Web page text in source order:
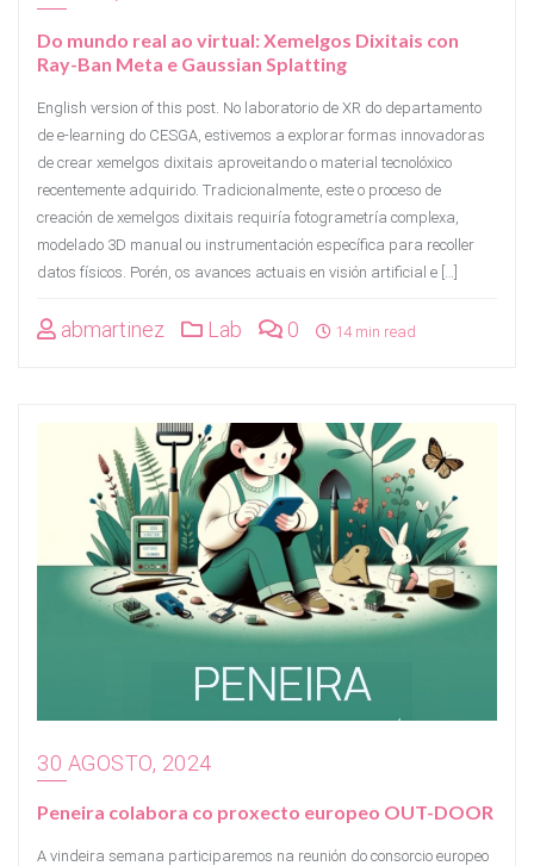
Do mundo real ao virtual: Xemelgos Dixitais con
Ray-Ban Meta e Gaussian Splatting
English version of this post. No laboratorio de XR do departamento
de e-learning do CESGA, estivemos a explorar formas innovadoras
de crear xemelgos dixitais aproveitando o material tecnolóxico
recentemente adquirido. Tradicionalmente, este o proceso de
creación de xemelgos dixitais requiría fotogrametría complexa,
modelado 3D manual ou instrumentación específica para recoller
datos físicos. Porén, os avances actuais en visión artificial e […]
abmartinez Lab 0 14 min read
30 AGOSTO, 2024
Peneira colabora co proxecto europeo OUT-DOOR
A vindeira semana participaremos na reunión do consorcio europeo